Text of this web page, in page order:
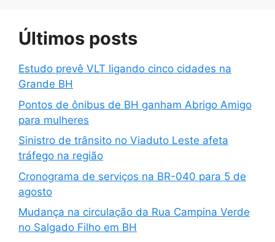
Últimos posts
Estudo prevê VLT ligando cinco cidades na
Grande BH
Pontos de ônibus de BH ganham Abrigo Amigo
para mulheres
Sinistro de trânsito no Viaduto Leste afeta
tráfego na região
Cronograma de serviços na BR-040 para 5 de
agosto
Mudança na circulação da Rua Campina Verde
no Salgado Filho em BH